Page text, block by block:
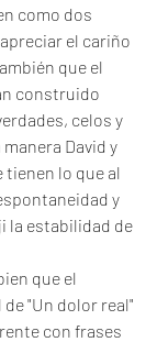
como dos
el cariño
que el
construido
celos y
David y
lo que al
y
la estabilidad de
que el
"Un dolor real"
con frases